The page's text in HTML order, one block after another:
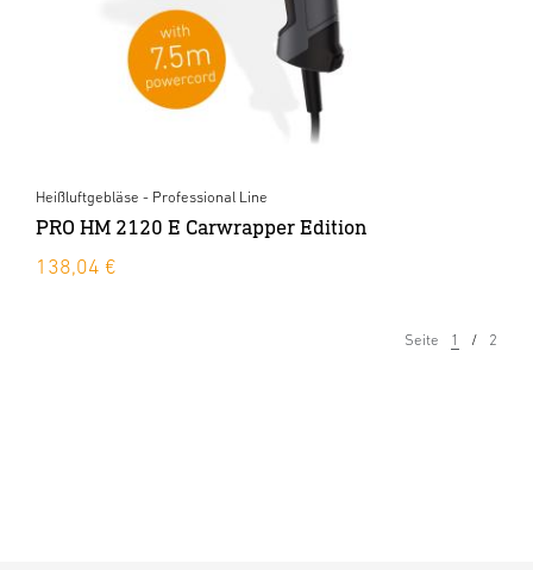
Heißluftgebläse - Professional Line
PRO HM 2120 E Carwrapper Edition
138,04 €
Seite 1 2